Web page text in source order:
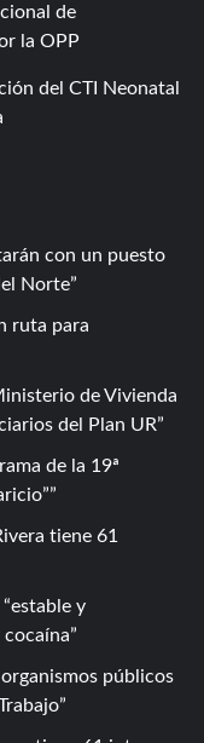
de
la OPP
del CTI Neonatal
con un puesto
Norte
ruta para
de Vivienda
del Plan UR
de la 19ª
tiene 61
y
públicos